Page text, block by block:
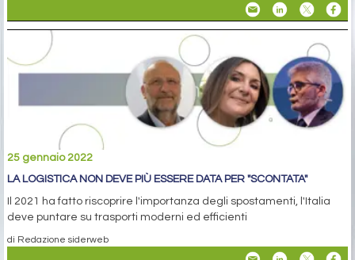
25 gennaio 2022
LA LOGISTICA NON DEVE PIÙ ESSERE DATA PER "SCONTATA"
Il 2021 ha fatto riscoprire l'importanza degli spostamenti, l'Italia
deve puntare su trasporti moderni ed efficienti
di Redazione siderweb